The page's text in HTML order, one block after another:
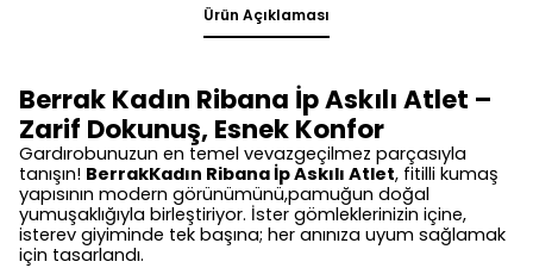
Ürün Açıklaması
Berrak Kadın Ribana İp Askılı Atlet –
Zarif Dokunuş, Esnek Konfor
Gardırobunuzun en temel vevazgeçilmez parçasıyla
tanışın! BerrakKadın Ribana İp Askılı Atlet, fitilli kumaş
yapısının modern görünümünü,pamuğun doğal
yumuşaklığıyla birleştiriyor. İster gömleklerinizin içine,
isterev giyiminde tek başına; her anınıza uyum sağlamak
için tasarlandı.